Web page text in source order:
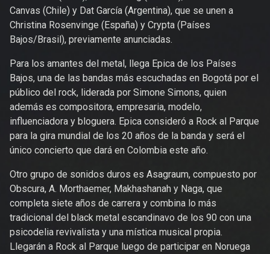
Canvas (Chile) y Dat García (Argentina), que se unen a
Christina Rosenvinge (España) y Crypta (Países
Bajos/Brasil), previamente anunciadas.
Para los amantes del metal, llega Epica de los Países
Bajos, una de las bandas más escuchadas en Bogotá por el
público del rock, liderada por Simone Simons, quien
además es compositora, empresaria, modelo,
influenciadora y bloguera. Epica consideró a Rock al Parque
para la gira mundial de los 20 años de la banda y será el
único concierto que dará en Colombia este año.
Otro grupo de sonidos duros es Asagraum, compuesto por
Obscura, A. Morthaemer, Makhashanah y Naga, que
completa siete años de carrera y combina lo más
tradicional del black metal escandinavo de los 90 con una
psicodelia revivalista y una mística musical propia.
Llegarán a Rock al Parque luego de participar en Noruega